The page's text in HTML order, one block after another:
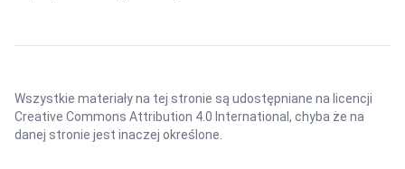
Wszystkie materiały na tej stronie są udostępniane na licencji
Creative Commons Attribution 4.0 International , chyba że na
danej stronie jest inaczej określone.